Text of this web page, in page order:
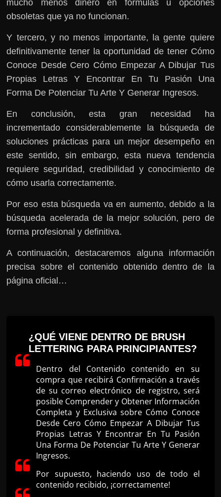
mucho menos dinero en fórmulas u opciones
obsoletas que ya no funcionan.
Y tercero, y no menos importante, la gente quiere
definitivamente tener la oportunidad de tener Cómo
Conoce Desde Cero Cómo Empezar A Dibujar Tus
Propias Letras Y Encontrar En Tu Pasión Una
Forma De Potenciar Tu Arte Y Generar Ingresos.
En conclusión, esta gran necesidad ha
incrementado considerablemente la búsqueda de
soluciones prácticas para un mejor desempeño en
este sentido, sin embargo, esta nueva tendencia
requiere seguridad, credibilidad y conocimiento de
cómo usarla correctamente.
Por eso esta búsqueda va en aumento, debido a la
búsqueda acelerada de la mejor solución, pero de
forma profesional y definitiva.
A continuación, destacaremos alguna información
precisa sobre el contenido obtenido dentro de la
página oficial…
¿QUÉ VIENE DENTRO DE BRUSH
LETTERING PARA PRINCIPIANTES?
Dentro del Contenido contenido en su
compra que recibirá Confirmación a través
de su correo electrónico de registro, será
posible Comprender y Obtener Información
Completa y Exclusiva sobre Cómo Conoce
Desde Cero Cómo Empezar A Dibujar Tus
Propias Letras Y Encontrar En Tu Pasión
Una Forma De Potenciar Tu Arte Y Generar
Ingresos.
Por supuesto, haciendo uso de todo el
contenido recibido, ¡correctamente!